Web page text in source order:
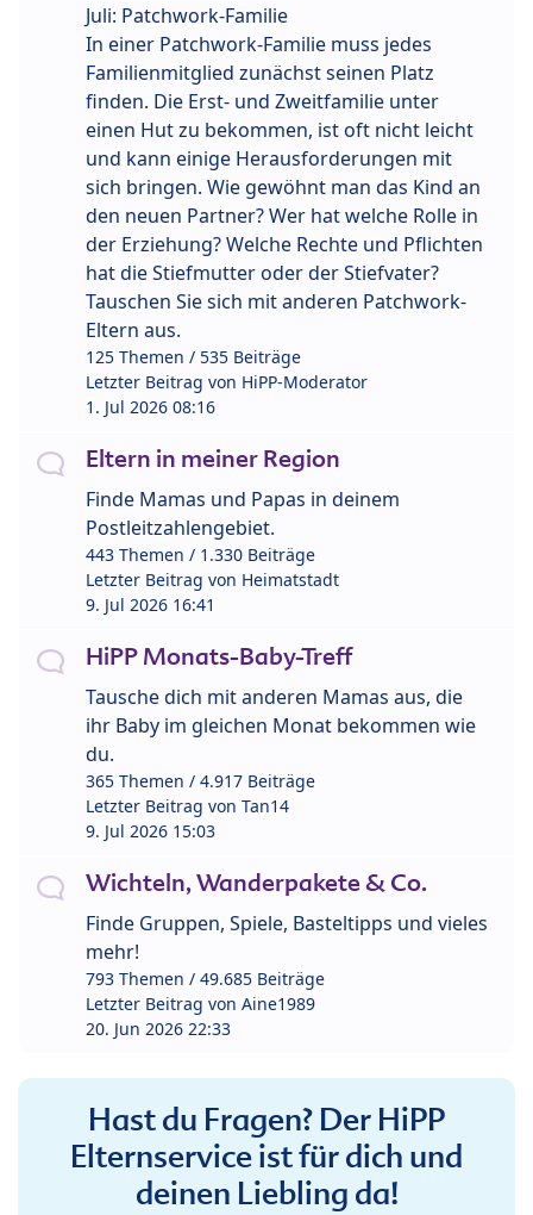
Juli: Patchwork-Familie
In einer Patchwork-Familie muss jedes
Familienmitglied zunächst seinen Platz
finden. Die Erst- und Zweitfamilie unter
einen Hut zu bekommen, ist oft nicht leicht
und kann einige Herausforderungen mit
sich bringen. Wie gewöhnt man das Kind an
den neuen Partner? Wer hat welche Rolle in
der Erziehung? Welche Rechte und Pflichten
hat die Stiefmutter oder der Stiefvater?
Tauschen Sie sich mit anderen Patchwork-
Eltern aus.
125 Themen / 535 Beiträge
Letzter Beitrag von HiPP-Moderator
1. Jul 2026 08:16
Eltern in meiner Region
Finde Mamas und Papas in deinem
Postleitzahlengebiet.
443 Themen / 1.330 Beiträge
Letzter Beitrag von Heimatstadt
9. Jul 2026 16:41
HiPP Monats-Baby-Treff
Tausche dich mit anderen Mamas aus, die
ihr Baby im gleichen Monat bekommen wie
du.
365 Themen / 4.917 Beiträge
Letzter Beitrag von Tan14
9. Jul 2026 15:03
Wichteln, Wanderpakete & Co.
Finde Gruppen, Spiele, Basteltipps und vieles
mehr!
793 Themen / 49.685 Beiträge
Letzter Beitrag von Aine1989
20. Jun 2026 22:33
Hast du Fragen? Der HiPP
Elternservice ist für dich und
deinen Liebling da!